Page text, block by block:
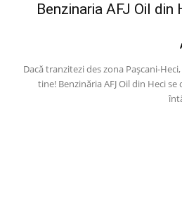
Benzinaria AFJ Oil din
Dacă tranzitezi des zona Pașcani-
tine! Benzinăria AFJ Oil din Heci